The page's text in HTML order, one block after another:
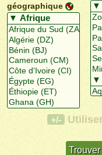
géographique
+/-